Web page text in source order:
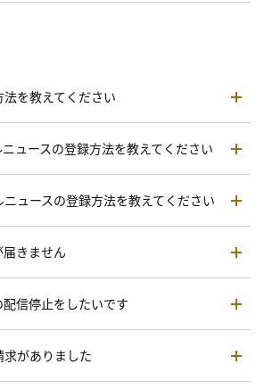
を教えてください
ュースの登録方法を教えてください
ュースの登録方法を教えてください
きません
信停止をしたいです
がありました